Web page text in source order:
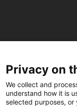
C/ Burgos
Privacy on
We collect and
understand how it is
selected purposes, or